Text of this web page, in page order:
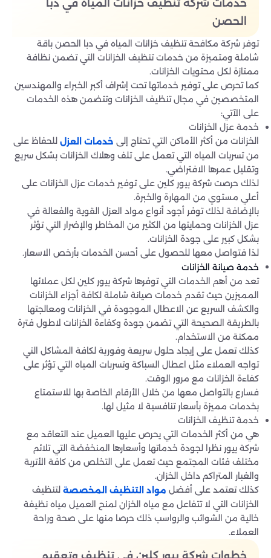
خدمات شركة تنظيف خزانات المياه في دبا
الحصن
توفر شركة مكافحة تنظيف خزانات المياه في دبا الحصن باقة
شاملة ومتميزة من خدمات تنظيف الخزانات التي تضمن نظافة
ممتازة لكل محتويات الخزانات.
كما تحرص على توفير خدماتها تحت إشراف أكبر الخبراء والمهندسين
المتخصصين في مجال تنظيف الخزانات وتتضمن هذه الخدمات
على الآتي:
خدمة عزل الخزانات
الخزانات من أكثر الأماكن التي تحتاج إلى خدمات العزل للحفاظ على
من تسربات المياه التي تعمل على تلف وهلاك الخزانات بشكل سريع
وتقليل عمرها الافتراضي.
لذلك حرصت شركة بيور كلين على توفير خدمات عزل الخزانات على
أعلي مستوي من المهارة والخبرة.
بالإضافة لذلك توفر أجود أنواع مواد العزل القوية والفعالة في
عزل الخزانات وحمايتها من الكثير من المخاطر والإضرار التي تؤثر
بشكل كبير على جودة الخزانات.
لذا فتواصل معها للحصول على أحسن الخدمات بأرخص الاسعار.
خدمة صيانة الخزانات
تعد من أهم الخدمات التي توفرها شركة بيور كلين لكل عملائها
المميزين حيث تقدم خدمات صيانة شاملة لكافة أجزاء الخزانات
والكشف السريع عن الاعطال الموجودة في الخزانات ومعالجتها
بالطريقة الصحيحة التي تضمن جودة وكفاءة الخزانات لاطول فترة
ممكنة من الاستخدام.
كذلك تعمل على إيجاد حلول سريعة وفورية لكافة المشاكل التي
تواجه العملاء مثل اعطال السباكة وتسربات المياه التي تؤثر على
كفاءة الخزانات مع مرور الوقت.
فسارع بالتواصل معها من خلال الأرقام الخاصة بها للاستمتاع
بخدمات مميزة بأسعار تنافسية لا مثيل لها.
خدمة تنظيف الخزانات
هي من أكثر الخدمات التي يحرص عليها العميل عند التعاقد مع
شركة بيور نظرا لجودة خدماتها وأسعارها المنخفضة التي تلائم
مختلف فئات المجتمع حيث تعمل على التخلص من كافة الأتربة
والغبار المتراكم داخل الخزان.
كذلك تعتمد على أفضل مواد التنظيف المخصصة لتنظيف
الخزانات التي لا تتفاعل مع مياه الخزان لمنح العميل مياه نظيفة
خالية من الشوائب والرواسب ذلك حرصا منها على صحة وراحة
العملاء.